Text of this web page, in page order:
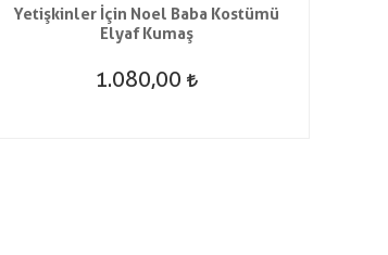
Yetişkinler İçin Noel Baba Kostümü
Elyaf Kumaş
1.080,00